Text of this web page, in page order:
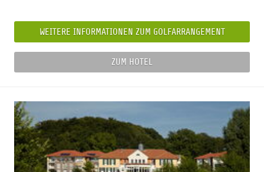
WEITERE INFORMATIONEN ZUM GOLFARRANGEMENT
ZUM HOTEL